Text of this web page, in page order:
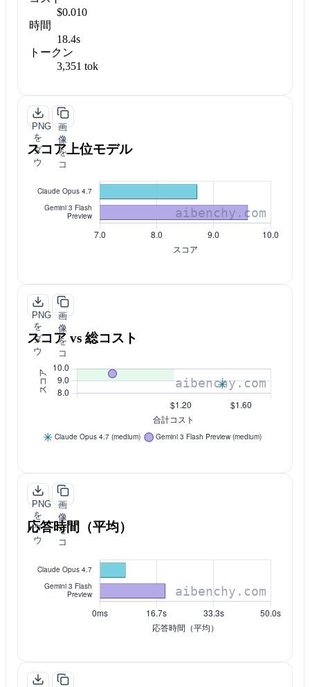
$0.010
時間
18.4s
トークン
3,351 tok
PNG
を
ダ
ウ
ロ
画
像
を
コ
ー
スコア上位モデル
PNG
を
ダ
ウ
ロ
ー
画
像
を
コ
ピ
ー
スコア vs 総コスト
PNG
を
ダ
ウ
ロ
画
像
を
コ
ー
応答時間（平均）